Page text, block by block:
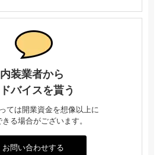
内装業者から
バイスを貰う
ては開業資金を想像以上に
る場合がございます。
お問い合わせする